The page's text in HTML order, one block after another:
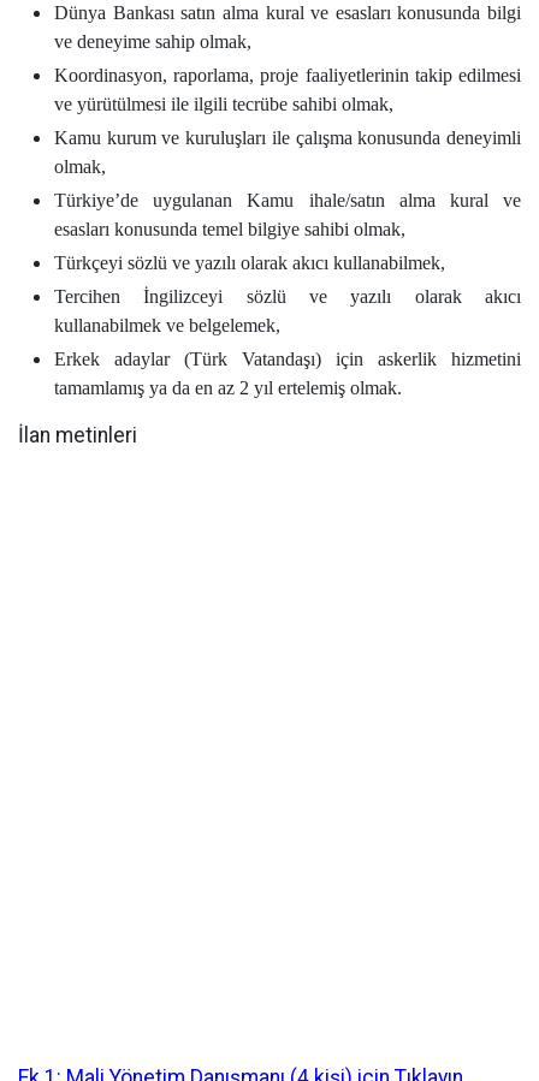
Dünya Bankası satın alma kural ve esasları konusunda bilgi
ve deneyime sahip olmak,
Koordinasyon, raporlama, proje faaliyetlerinin takip edilmesi
ve yürütülmesi ile ilgili tecrübe sahibi olmak,
Kamu kurum ve kuruluşları ile çalışma konusunda deneyimli
olmak,
Türkiye’de uygulanan Kamu ihale/satın alma kural ve
esasları konusunda temel bilgiye sahibi olmak,
Türkçeyi sözlü ve yazılı olarak akıcı kullanabilmek,
Tercihen İngilizceyi sözlü ve yazılı olarak akıcı
kullanabilmek ve belgelemek,
Erkek adaylar (Türk Vatandaşı) için askerlik hizmetini
tamamlamış ya da en az 2 yıl ertelemiş olmak.
İlan metinleri